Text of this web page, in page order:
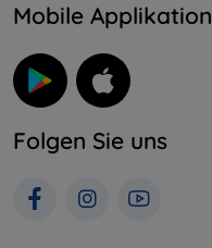
Mobile Applikation
Folgen Sie uns